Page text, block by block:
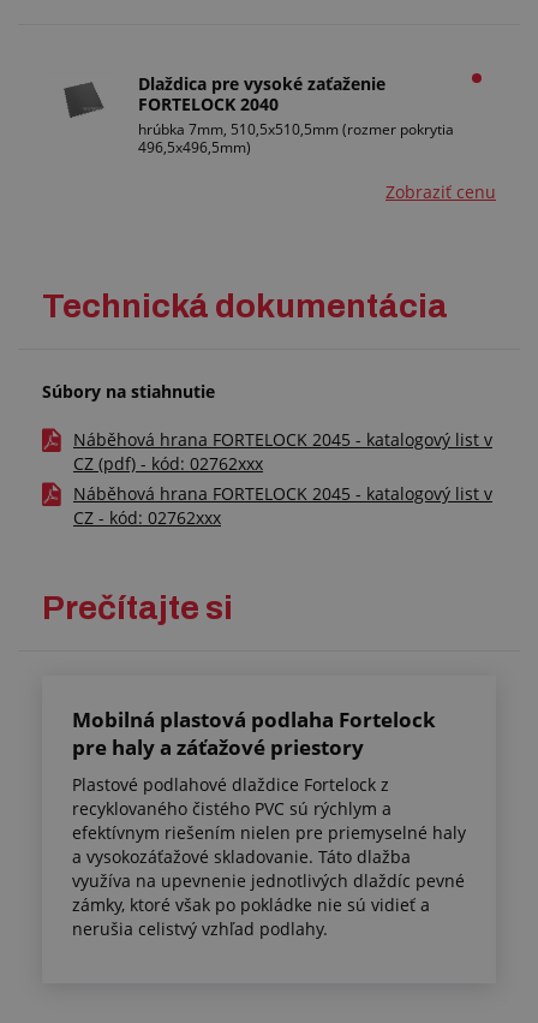
Dlaždica pre vysoké zaťaženie
FORTELOCK 2040
hrúbka 7mm, 510,5x510,5mm (rozmer pokrytia
496,5x496,5mm)
Zobraziť cenu
Technická dokumentácia
Súbory na stiahnutie
Náběhová hrana FORTELOCK 2045 - katalogový list v
CZ (pdf) - kód: 02762xxx
Náběhová hrana FORTELOCK 2045 - katalogový list v
CZ - kód: 02762xxx
Prečítajte si
Mobilná plastová podlaha Fortelock
pre haly a záťažové priestory
Plastové podlahové dlaždice Fortelock z
recyklovaného čistého PVC sú rýchlym a
efektívnym riešením nielen pre priemyselné haly
a vysokozáťažové skladovanie. Táto dlažba
využíva na upevnenie jednotlivých dlaždíc pevné
zámky, ktoré však po pokládke nie sú vidieť a
nerušia celistvý vzhľad podlahy.